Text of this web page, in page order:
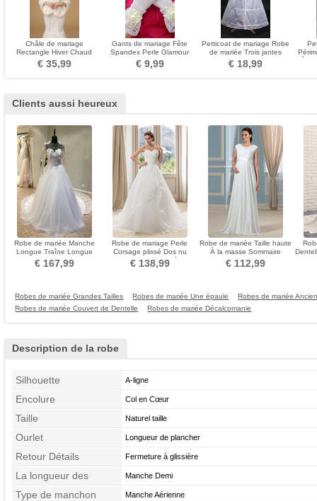
Châle de mariage
Rectangle Hiver Chaud
Laine artificielle Broche
fleurie en cristal
€ 35,99
Gants de mariage Fête
Spandex Perle Glamour
Court Translucide
€ 9,99
Petticoat de mariage Robe
de mariée Trois jantes
Simple la norme
€ 18,99
Clients aussi heureux
Robe de mariée Manche
Longue Traîne Longue
Sommaire aligne Tulle
€ 167,99
Robe de mariage Perle
Corsage plissé Dos nu
Automne Salle Traîne
Courte
€ 138,99
Robe de mariée Taille haute
À la masse Sommaire
Jardin Mousseline
€ 112,99
Robes de mariée Grandes Tailles Robes de mariée Une épaule
Robes de mariée
Robes de mariée Couvert de Dentelle
Robes de mariée Décalcomanie
Description de la robe
Silhouette A-ligne
Encolure Col en Cœur
Taille Naturel taille
Ourlet Longueur de plancher
Retour Détails Fermeture à glissière
La longueur des
manches
Manche Demi
Type de manchon Manche Aérienne